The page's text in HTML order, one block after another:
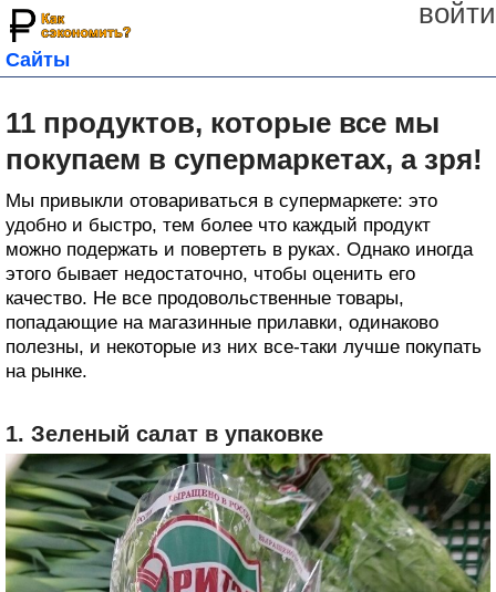
войти
Сайты
11 продуктов, которые все мы
покупаем в супермаркетах, а зря!
Мы привыкли отовариваться в супермаркете: это
удобно и быстро, тем более что каждый продукт
можно подержать и повертеть в руках. Однако иногда
этого бывает недостаточно, чтобы оценить его
качество. Не все продовольственные товары,
попадающие на магазинные прилавки, одинаково
полезны, и некоторые из них все-таки лучше покупать
на рынке.
1. Зеленый салат в упаковке